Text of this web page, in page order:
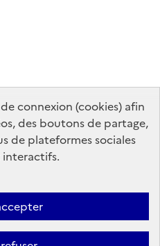
connexion (cookies) afin
des boutons de partage,
de plateformes sociales
interactifs.
info.gouv.fr
: partiellement conforme
données
Plan du site